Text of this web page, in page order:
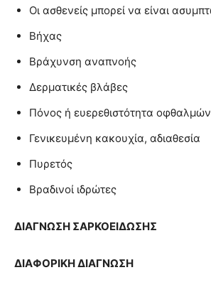
Οι ασθενείς μπορεί να είναι
Βήχας
Βράχυνση αναπνοής
Δερματικές βλάβες
Πόνος ή ευερεθιστότητα οφθαλμών
Γενικευμένη κακουχία, αδιαθεσία
Πυρετός
Βραδινοί ιδρώτες
ΔΙΑΓΝΩΣΗ ΣΑΡΚΟΕΙΔΩΣΗΣ
ΔΙΑΦΟΡΙΚΗ ΔΙΑΓΝΩΣΗ